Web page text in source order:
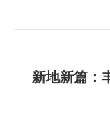
章新地新篇：